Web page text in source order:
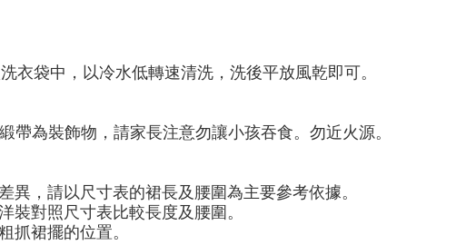
袋中，以冷水低轉速清洗，洗後平放風乾即可。
為裝飾物，請家長注意勿讓小孩吞食。勿近火源。
，請以尺寸表的裙長及腰圍為主要參考依據。
對照尺寸表比較長度及腰圍。
裙擺的位置。